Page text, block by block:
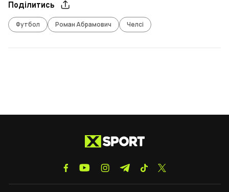
Поділитись
Футбол Роман Абрамович Челсі